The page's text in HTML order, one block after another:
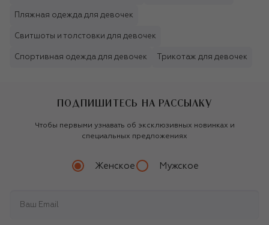
Пляжная одежда для девочек
Свитшоты и толстовки для девочек
Спортивная одежда для девочек Трикотаж для девочек
ПОДПИШИТЕСЬ НА РАССЫЛКУ
Чтобы первыми узнавать об эксклюзивных новинках и
специальных предложениях
Женское Мужское